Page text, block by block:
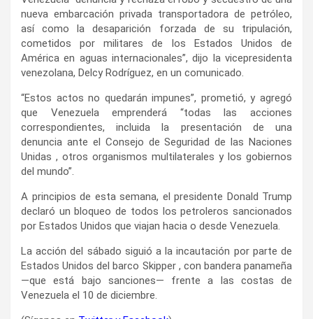
nueva embarcación privada transportadora de petróleo,
así como la desaparición forzada de su tripulación,
cometidos por militares de los Estados Unidos de
América en aguas internacionales”, dijo la vicepresidenta
venezolana, Delcy Rodríguez, en un comunicado.
“Estos actos no quedarán impunes”, prometió, y agregó
que Venezuela emprenderá “todas las acciones
correspondientes, incluida la presentación de una
denuncia ante el Consejo de Seguridad de las Naciones
Unidas , otros organismos multilaterales y los gobiernos
del mundo”.
A principios de esta semana, el presidente Donald Trump
declaró un bloqueo de todos los petroleros sancionados
por Estados Unidos que viajan hacia o desde Venezuela.
La acción del sábado siguió a la incautación por parte de
Estados Unidos del barco Skipper , con bandera panameña
—que está bajo sanciones— frente a las costas de
Venezuela el 10 de diciembre.